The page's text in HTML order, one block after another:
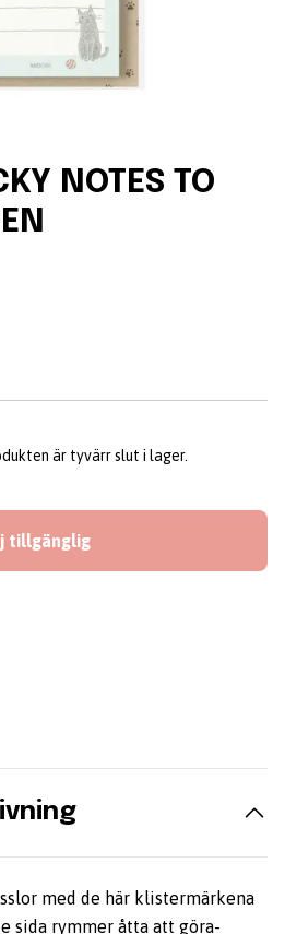
NOTES TO
är tyvärr slut i lager.
tillgänglig
med de här klistermärkena
sida rymmer åtta att göra-